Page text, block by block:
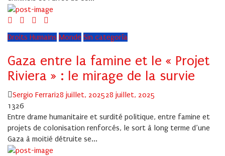
Droits Humains Monde Sin categoría
Gaza entre la famine et le « Projet
Riviera » : le mirage de la survie
Author
Sergio FerrariPosted
28 juillet, 202528 juillet, 2025
1326
Entre drame humanitaire et surdité politique, entre famine et
projets de colonisation renforcés, le sort à long terme d’une
Gaza à moitié détruite se...